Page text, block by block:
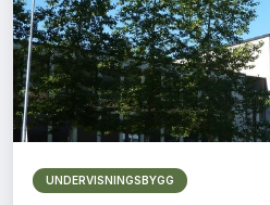
UNDERVISNINGSBYGG